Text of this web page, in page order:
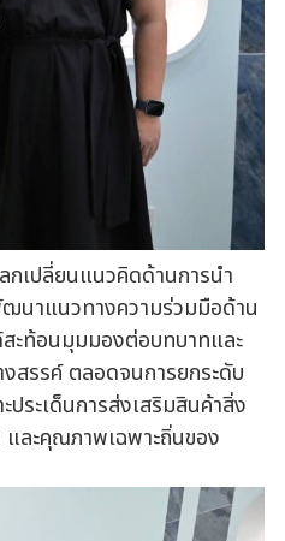
เปลี่ยนแนวคิดด้านการนำ
นาแนวทางความร่วมมือด้าน
ะท้อนมุมมองต่อบทบาทและ
รรค์ ตลอดจนการยกระดับ
ประเด็นการส่งเสริมสินค้าสิ่ง
ะคุณภาพเฉพาะถิ่นของ